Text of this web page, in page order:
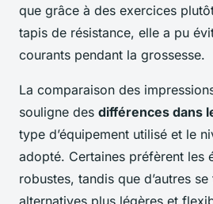
que grâce à des exercices
tapis de résistance, elle a pu
courants pendant la grossesse.
La comparaison des
souligne des différences dans
type d’équipement utilisé et le
adopté. Certaines préfèrent les
robustes, tandis que d’autres